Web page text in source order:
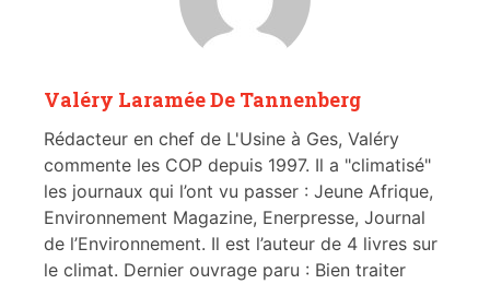
Valéry Laramée De Tannenberg
Rédacteur en chef de L'Usine à Ges, Valéry
commente les COP depuis 1997. Il a "climatisé"
les journaux qui l’ont vu passer : Jeune Afrique,
Environnement Magazine, Enerpresse, Journal
de l’Environnement. Il est l’auteur de 4 livres sur
le climat. Dernier ouvrage paru : Bien traiter